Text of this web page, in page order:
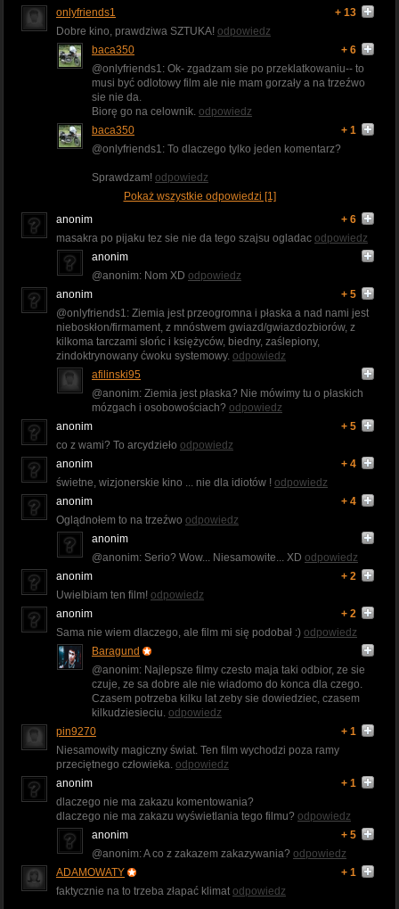
onlyfriends1
+ 13
Dobre kino, prawdziwa SZTUKA! odpowiedz
baca350
+ 6
@onlyfriends1: Ok- zgadzam sie po przeklatkowaniu-- to
musi być odlotowy film ale nie mam gorzały a na trzeźwo
sie nie da.
Biorę go na celownik. odpowiedz
baca350
+ 1
@onlyfriends1: To dlaczego tylko jeden komentarz?
Sprawdzam! odpowiedz
Pokaż wszystkie odpowiedzi [1]
anonim
+ 6
masakra po pijaku tez sie nie da tego szajsu ogladac odpowiedz
anonim
@anonim: Nom XD odpowiedz
anonim
+ 5
@onlyfriends1: Ziemia jest przeogromna i płaska a nad nami jest
nieboskłon/firmament, z mnóstwem gwiazd/gwiazdozbiorów, z
kilkoma tarczami słońc i księżyców, biedny, zaślepiony,
zindoktrynowany ćwoku systemowy. odpowiedz
afilinski95
@anonim: Ziemia jest płaska? Nie mówimy tu o płaskich
mózgach i osobowościach? odpowiedz
anonim
+ 5
co z wami? To arcydzieło odpowiedz
anonim
+ 4
świetne, wizjonerskie kino ... nie dla idiotów ! odpowiedz
anonim
+ 4
Oglądnołem to na trzeźwo odpowiedz
anonim
@anonim: Serio? Wow... Niesamowite... XD odpowiedz
anonim
+ 2
Uwielbiam ten film! odpowiedz
anonim
+ 2
Sama nie wiem dlaczego, ale film mi się podobał :) odpowiedz
Baragund
@anonim: Najlepsze filmy czesto maja taki odbior, ze sie
czuje, ze sa dobre ale nie wiadomo do konca dla czego.
Czasem potrzeba kilku lat zeby sie dowiedziec, czasem
kilkudziesieciu. odpowiedz
pin9270
+ 1
Niesamowity magiczny świat. Ten film wychodzi poza ramy
przeciętnego człowieka. odpowiedz
anonim
+ 1
dlaczego nie ma zakazu komentowania?
dlaczego nie ma zakazu wyświetlania tego filmu? odpowiedz
anonim
+ 5
@anonim: A co z zakazem zakazywania? odpowiedz
ADAMOWATY
+ 1
faktycznie na to trzeba złapać klimat odpowiedz